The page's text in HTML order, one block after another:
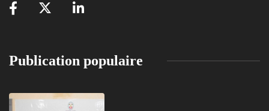
Publication populaire